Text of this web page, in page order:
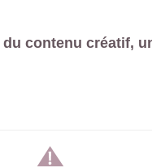
contenu créatif,